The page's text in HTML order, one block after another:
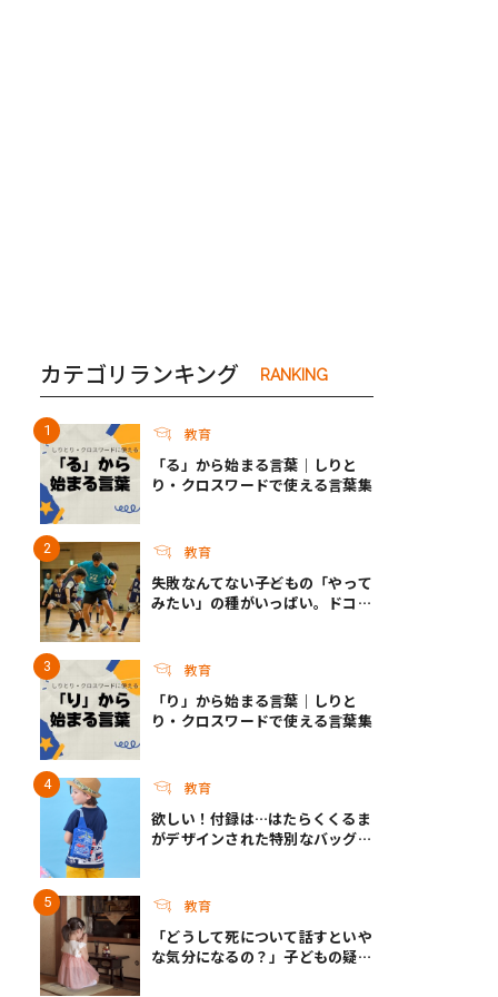
カテゴリランキング RANKING
教育
「る」から始まる言葉｜しりと
り・クロスワードで使える言葉集
教育
失敗なんてない――子どもの「やって
みたい」の種がいっぱい。ドコモ
教育
「り」から始まる言葉｜しりと
り・クロスワードで使える言葉集
教育
欲しい！付録は…はたらくくるま
がデザインされた特別なバッグ！
教育
「どうして死について話すといや
な気分になるの？」子どもの疑問